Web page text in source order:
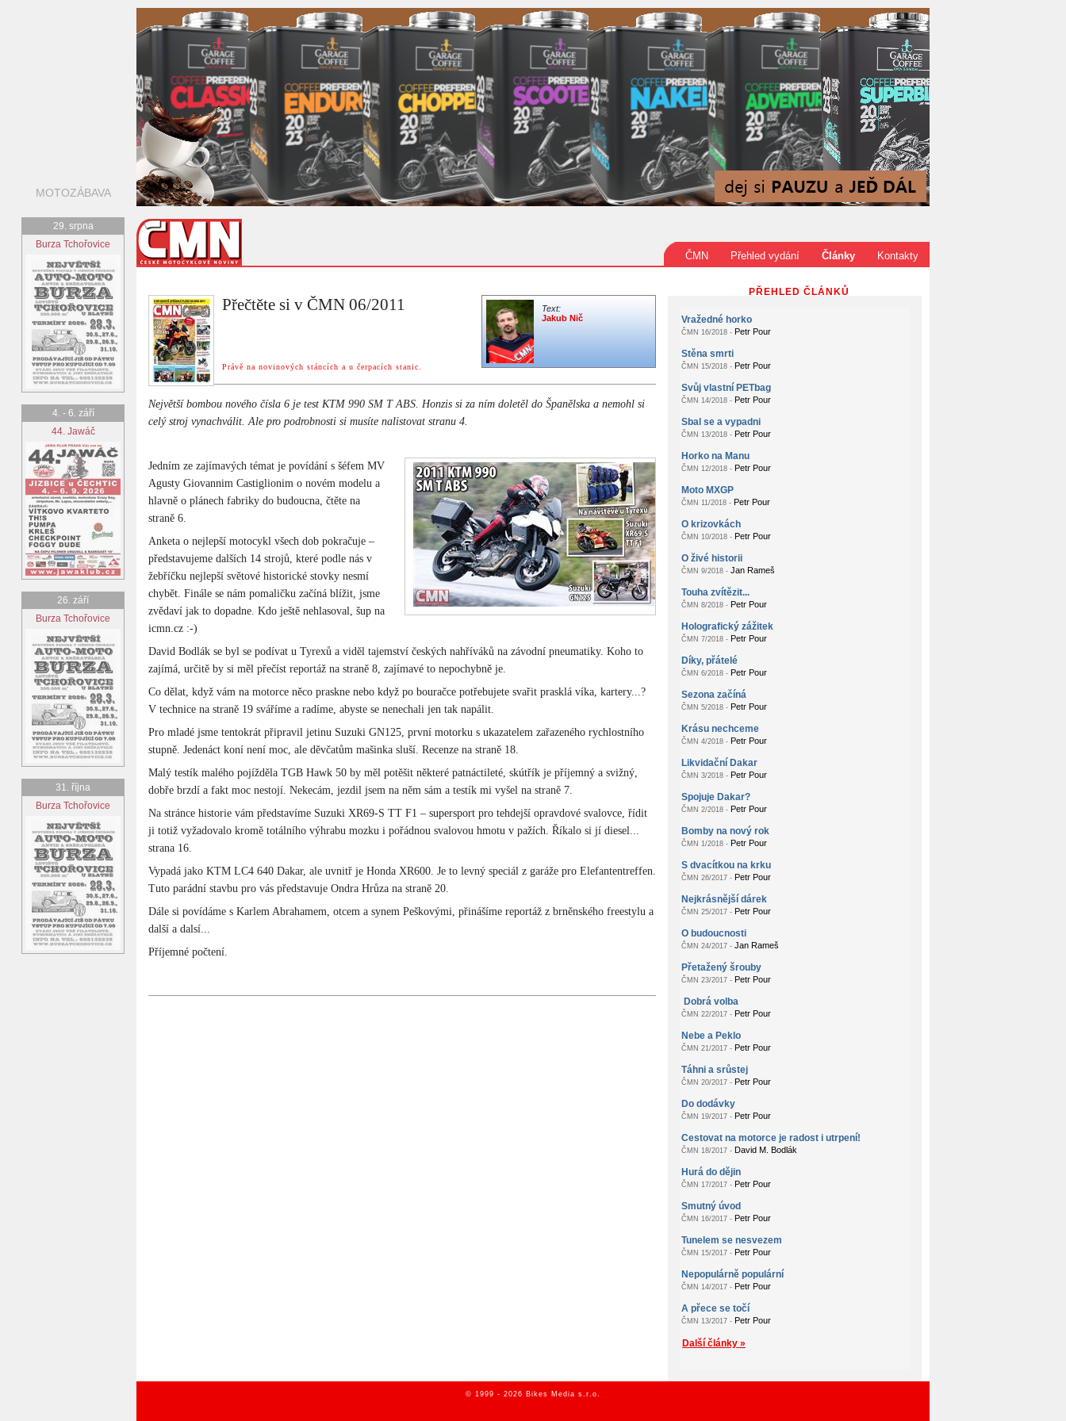
ČMN Přehled vydání Články Kontakty
Text:
Jakub Nič
Přečtěte si v ČMN 06/2011
Právě na novinových stáncích a u čerpacích stanic.
Největší bombou nového čísla 6 je test KTM 990 SM T ABS. Honzis si za ním doletěl do Španělska a nemohl si
celý stroj vynachválit. Ale pro podrobnosti si musíte nalistovat stranu 4.
Jedním ze zajímavých témat je povídání s šéfem MV
Agusty Giovannim Castiglionim o novém modelu a
hlavně o plánech fabriky do budoucna, čtěte na
straně 6.
Anketa o nejlepší motocykl všech dob pokračuje –
představujeme dalších 14 strojů, které podle nás v
žebříčku nejlepší světové historické stovky nesmí
chybět. Finále se nám pomaličku začíná blížit, jsme
zvědaví jak to dopadne. Kdo ještě nehlasoval, šup na
icmn.cz :-)
David Bodlák se byl se podívat u Tyrexů a viděl tajemství českých nahříváků na závodní pneumatiky. Koho to
zajímá, určitě by si měl přečíst reportáž na straně 8, zajímavé to nepochybně je.
Co dělat, když vám na motorce něco praskne nebo když po bouračce potřebujete svařit prasklá víka, kartery...?
V technice na straně 19 sváříme a radíme, abyste se nenechali jen tak napálit.
Pro mladé jsme tentokrát připravil jetinu Suzuki GN125, první motorku s ukazatelem zařazeného rychlostního
stupně. Jedenáct koní není moc, ale děvčatům mašinka sluší. Recenze na straně 18.
Malý testík malého pojížděla TGB Hawk 50 by měl potěšit některé patnáctileté, skútřík je příjemný a svižný,
dobře brzdí a fakt moc nestojí. Nekecám, jezdil jsem na něm sám a testík mi vyšel na straně 7.
Na stránce historie vám představíme Suzuki XR69-S TT F1 – supersport pro tehdejší opravdové svalovce, řídit
ji totiž vyžadovalo kromě totálního výhrabu mozku i pořádnou svalovou hmotu v pažích. Říkalo si jí diesel...
strana 16.
Vypadá jako KTM LC4 640 Dakar, ale uvnitř je Honda XR600. Je to levný speciál z garáže pro Elefantentreffen.
Tuto parádní stavbu pro vás představuje Ondra Hrůza na straně 20.
Dále si povídáme s Karlem Abrahamem, otcem a synem Peškovými, přinášíme reportáž z brněnského freestylu a
další a dalsí...
Příjemné počtení.
PŘEHLED ČLÁNKŮ
Vražedné horko
ČMN 16/2018 - Petr Pour
Stěna smrti
ČMN 15/2018 - Petr Pour
Svůj vlastní PETbag
ČMN 14/2018 - Petr Pour
Sbal se a vypadni
ČMN 13/2018 - Petr Pour
Horko na Manu
ČMN 12/2018 - Petr Pour
Moto MXGP
ČMN 11/2018 - Petr Pour
O krizovkách
ČMN 10/2018 - Petr Pour
O živé historii
ČMN 9/2018 - Jan Rameš
Touha zvítězit...
ČMN 8/2018 - Petr Pour
Holografický zážitek
ČMN 7/2018 - Petr Pour
Díky, přátelé
ČMN 6/2018 - Petr Pour
Sezona začíná
ČMN 5/2018 - Petr Pour
Krásu nechceme
ČMN 4/2018 - Petr Pour
Likvidační Dakar
ČMN 3/2018 - Petr Pour
Spojuje Dakar?
ČMN 2/2018 - Petr Pour
Bomby na nový rok
ČMN 1/2018 - Petr Pour
S dvacítkou na krku
ČMN 26/2017 - Petr Pour
Nejkrásnější dárek
ČMN 25/2017 - Petr Pour
O budoucnosti
ČMN 24/2017 - Jan Rameš
Přetažený šrouby
ČMN 23/2017 - Petr Pour
Dobrá volba
ČMN 22/2017 - Petr Pour
Nebe a Peklo
ČMN 21/2017 - Petr Pour
Táhni a srůstej
ČMN 20/2017 - Petr Pour
Do dodávky
ČMN 19/2017 - Petr Pour
Cestovat na motorce je radost i utrpení!
ČMN 18/2017 - David M. Bodlák
Hurá do dějin
ČMN 17/2017 - Petr Pour
Smutný úvod
ČMN 16/2017 - Petr Pour
Tunelem se nesvezem
ČMN 15/2017 - Petr Pour
Nepopulárně populární
ČMN 14/2017 - Petr Pour
A přece se točí
ČMN 13/2017 - Petr Pour
Další články »
© 1999 - 2026 Bikes Media s.r.o.
MOTOZÁBAVA
29. srpna
Burza Tchořovice
4. - 6. září
44. Jawáč
26. září
Burza Tchořovice
31. října
Burza Tchořovice